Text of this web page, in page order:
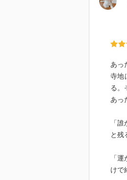
唇、
え
『
な
ね…
そう
る。
日は
て
て八
め
の仕
あっ
寺地
る。
あっ
「
と残
「
けで